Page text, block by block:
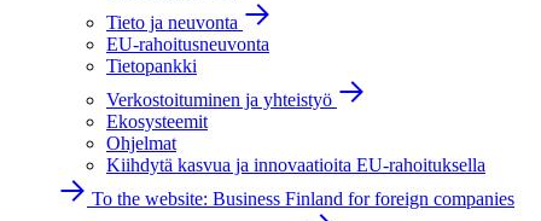
Tieto ja neuvonta
EU-rahoitusneuvonta
Tietopankki
Verkostoituminen ja yhteistyö
Ekosysteemit
Ohjelmat
Kiihdytä kasvua ja innovaatioita EU-rahoituksella
To the website: Business Finland for foreign companies